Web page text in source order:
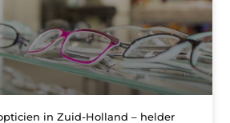
in Zuid-Holland – helder